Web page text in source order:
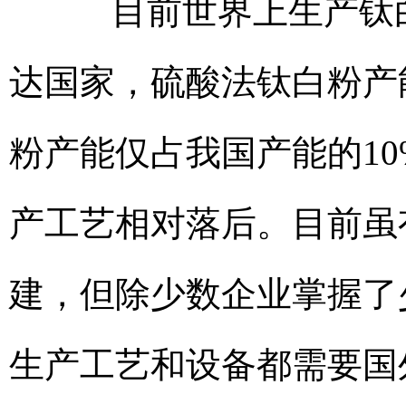
目前世界上生产钛
达国家，硫酸法钛白粉
粉产能仅占我国产能的
产工艺相对落后。目前
建，但除少数企业掌握
生产工艺和设备都需要